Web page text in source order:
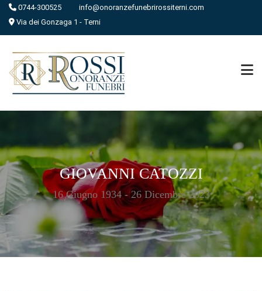
0744-300525
info@onoranzefunebrirossiterni.com
Via dei Gonzaga 1 - Terni
GIOVANNI CATOZZI
16 Giugno 1934 - 26 Dicembre 2023